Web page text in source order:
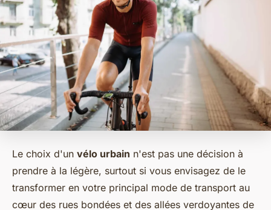
Le choix d'un vélo urbain n'est pas une décision à
prendre à la légère, surtout si vous envisagez de le
transformer en votre principal mode de transport au
cœur des rues bondées et des allées verdoyantes de